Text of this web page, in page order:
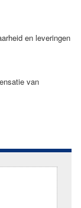
en leveringen
van